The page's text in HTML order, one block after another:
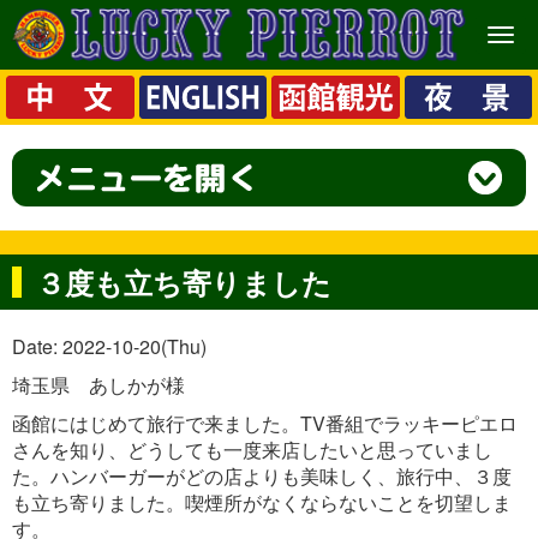
メ
ニ
ュ
ー
３度も立ち寄りました
Date: 2022-10-20(Thu)
埼玉県 あしかが様
函館にはじめて旅行で来ました。TV番組でラッキーピエロ
さんを知り、どうしても一度来店したいと思っていまし
た。ハンバーガーがどの店よりも美味しく、旅行中、３度
も立ち寄りました。喫煙所がなくならないことを切望しま
す。